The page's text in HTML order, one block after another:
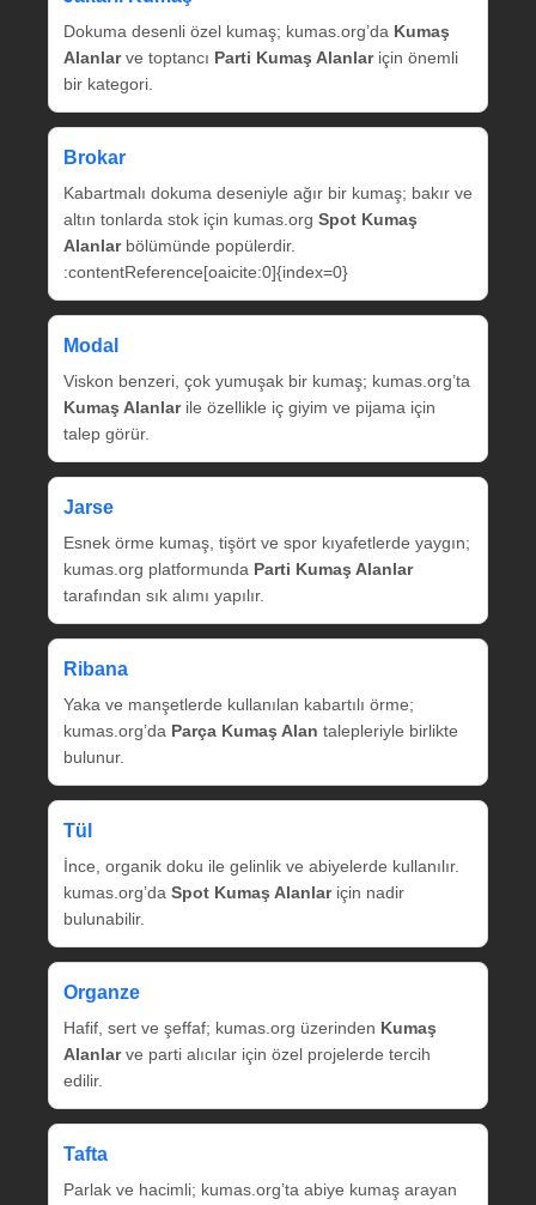
Dokuma desenli özel kumaş; kumas.org’da Kumaş
Alanlarve toptancı Parti Kumaş Alanlariçin önemli
bir kategori.
Brokar
Kabartmalı dokuma deseniyle ağır bir kumaş; bakır ve
altın tonlarda stok için kumas.org Spot Kumaş
Alanlarbölümünde popülerdir.
:contentReference[oaicite:0]{index=0}
Modal
Viskon benzeri, çok yumuşak bir kumaş; kumas.org’ta
Kumaş Alanlarile özellikle iç giyim ve pijama için
talep görür.
Jarse
Esnek örme kumaş, tişört ve spor kıyafetlerde yaygın;
kumas.org platformunda Parti Kumaş Alanlar
tarafından sık alımı yapılır.
Ribana
Yaka ve manşetlerde kullanılan kabartılı örme;
kumas.org’da Parça Kumaş Alan talepleriyle birlikte
bulunur.
Tül
İnce, organik doku ile gelinlik ve abiyelerde kullanılır.
kumas.org’da Spot Kumaş Alanlariçin nadir
bulunabilir.
Organze
Hafif, sert ve şeffaf; kumas.org üzerinden Kumaş
Alanlarve parti alıcılar için özel projelerde tercih
edilir.
Tafta
Parlak ve hacimli; kumas.org’ta abiye kumaş arayan